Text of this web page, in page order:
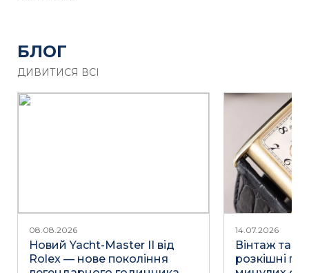
БЛОГ
ДИВИТИСЯ ВСІ
08.08.2026
Новий Yacht-Master II від
Rolex — нове покоління
14.07.2026
Вінтаж та
розкішні